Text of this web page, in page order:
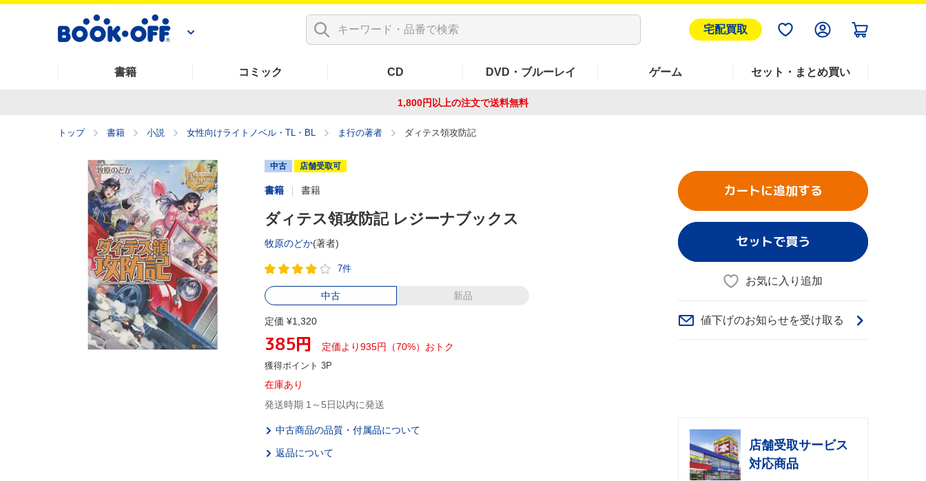
宅配買取
書籍 コミック CD DVD・ブルーレイ ゲーム セット・まとめ買い
1,800円以上の注文で送料無料
トップ 書籍 小説 女性向けライトノベル・TL・BL ま行の著者 ダィテス領攻防記
中古 店舗受取可
書籍 書籍
ダィテス領攻防記 レジーナブックス
牧原のどか(著者)
7件
中古 新品
定価 ¥1,320
385円 定価より935円（70%）おトク
獲得ポイント 3P
在庫あり
発送時期 1～5日以内に発送
中古商品の品質・付属品について
返品について
カートに追加する
セットで買う
お気に入り追加
値下げのお知らせを受け取る
店舗受取サービス
対応商品